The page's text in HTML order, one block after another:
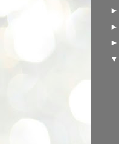
►
►
►
▼